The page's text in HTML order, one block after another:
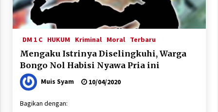
DM 1 C HUKUM Kriminal Moral Terbaru
Mengaku Istrinya Diselingkuhi, Warga
Bongo Nol Habisi Nyawa Pria ini
Muis Syam 10/04/2020
Bagikan dengan: